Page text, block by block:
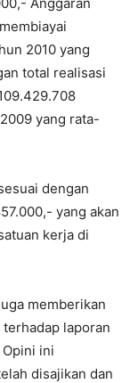
2010 yang
total realisasi
yang rata-
dengan
yang akan
kerja di
memberikan
terhadap laporan
ini
disajikan dan